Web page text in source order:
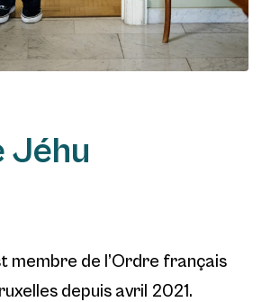
Jéhu
membre de l’Ordre français
depuis avril 2021.